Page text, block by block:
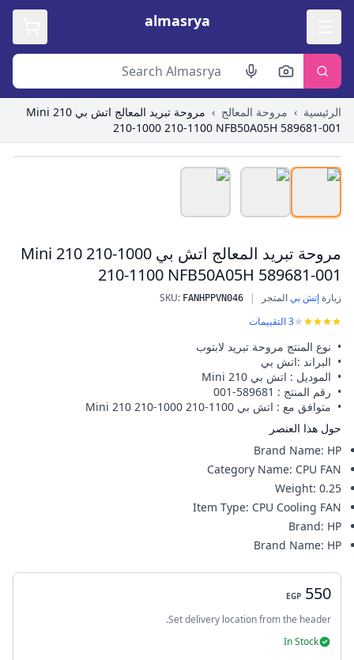
almasrya
الرئيسية › مروحة المعالج ›
مروحة تبريد المعالج اتش بي Mini 210
210-1000 210-1100 NFB50A05H 589681-001
Roll over image to zoom in
مروحة تبريد المعالج اتش بي Mini 210 210-1000
210-1100 NFB50A05H 589681-001
مروحة تبريد المعالج اتش بي Mini 210 210-1000 210-1100 NFB50A05H 589681-001
زيارةإتش بيالمتجر |
SKU: FANHPPVN046
3التقييمات
• نوع المنتج مروحة تبريد لابتوب
• البراند :اتش بي
• الموديل : اتش بي Mini 210
• رقم المنتج : 589681-001
• متوافق مع : اتش بي Mini 210 210-1000 210-1100
حول هذا العنصر
Brand Name: HP
Category Name: CPU FAN
Weight: 0.25
Item Type: CPU Cooling FAN
Brand: HP
Brand Name: HP
550
EGP
Set delivery location from the header.
In Stock